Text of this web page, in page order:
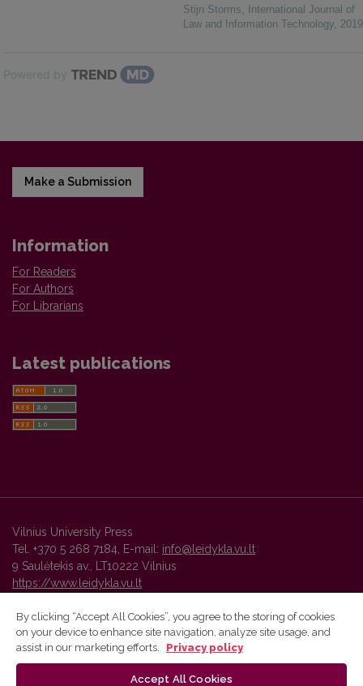
Stijn Storms
International Journal of
Law and Information Technology 2019
Powered by
Make a Submission
Information
For Readers
For Authors
For Librarians
Latest publications
Vilnius University Press
Tel. +370 5 268 7184, E-mail: info@leidykla.vu.lt
9 Saulėtekis av., LT10222 Vilnius
https://www.leidykla.vu.lt
Vilnius University Press platform and metadata are distributed by
By clicking “Accept All Cookies”, you agree to the storing of cookies
on your device to enhance site navigation, analyze site usage, and
assist in our marketing efforts.
Privacy policy
Accept All Cookies